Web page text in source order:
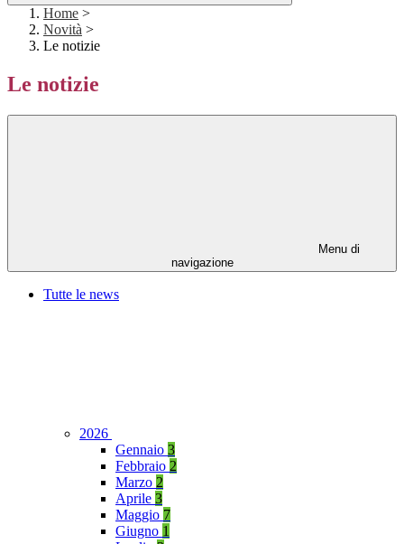
Home >
Novità >
Le notizie
Le notizie
Menu di
navigazione
Tutte le news
2026
Gennaio 3
Febbraio 2
Marzo 2
Aprile 3
Maggio 7
Giugno 1